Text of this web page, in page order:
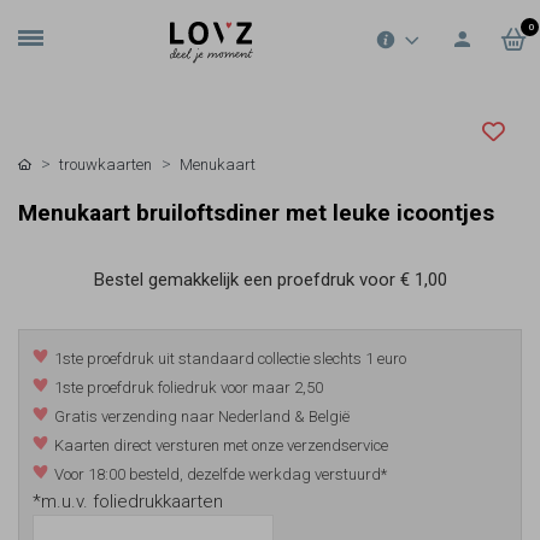
0
trouwkaarten Menukaart
Menukaart bruiloftsdiner met leuke icoontjes
Bestel gemakkelijk een proefdruk voor € 1,00
1ste proefdruk uit standaard collectie slechts 1 euro
1ste proefdruk foliedruk voor maar 2,50
Gratis verzending naar Nederland & België
Kaarten direct versturen met onze verzendservice
Voor 18:00 besteld, dezelfde werkdag verstuurd*
*m.u.v. foliedrukkaarten